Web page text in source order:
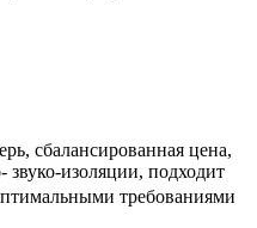
сбалансированная цена,
звуко-изоляции, подходит
требованиями